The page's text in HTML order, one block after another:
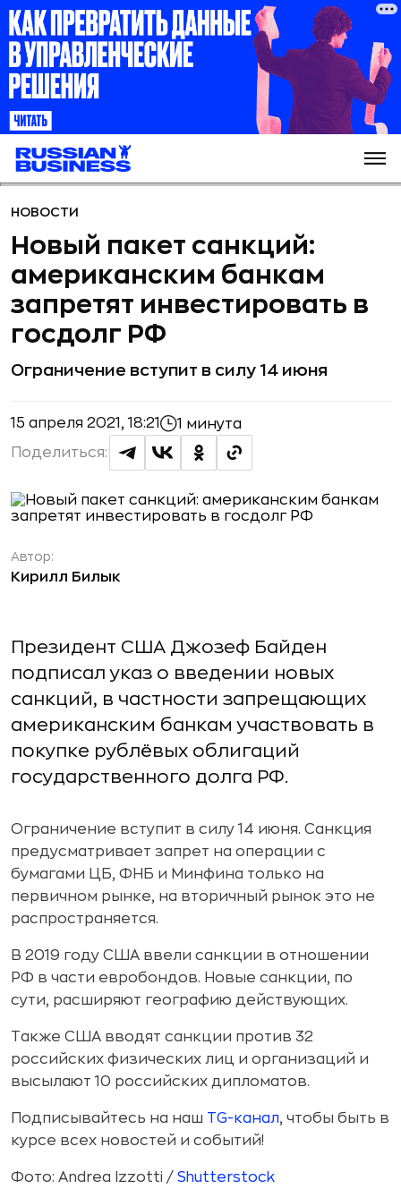
НОВОСТИ
Новый пакет санкций:
американским банкам
запретят инвестировать в
госдолг РФ
Ограничение вступит в силу 14 июня
15 апреля 2021, 18:21 1 минута
Поделиться:
Автор:
Кирилл Билык
Президент США Джозеф Байден
подписал указ о введении новых
санкций, в частности запрещающих
американским банкам участвовать в
покупке рублёвых облигаций
государственного долга РФ.
Ограничение вступит в силу 14 июня. Санкция
предусматривает запрет на операции с
бумагами ЦБ, ФНБ и Минфина только на
первичном рынке, на вторичный рынок это не
распространяется.
В 2019 году США ввели санкции в отношении
РФ в части евробондов. Новые санкции, по
сути, расширяют географию действующих.
Также США вводят санкции против 32
российских физических лиц и организаций и
высылают 10 российских дипломатов.
Подписывайтесь на наш TG-канал, чтобы быть в
курсе всех новостей и событий!
Фото: Andrea Izzotti / Shutterstock